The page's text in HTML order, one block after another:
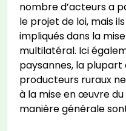
nombre d’acteurs a
le projet de loi, mais
impliqués dans la
multilatéral. Ici
paysannes, la plupart
producteurs ruraux
à la mise en œuvre
manière générale